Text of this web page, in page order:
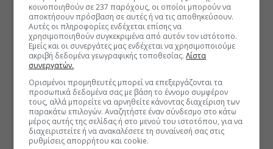
κοινοποιηθούν σε 237 παρόχους, οι οποίοι μπορούν να
αποκτήσουν πρόσβαση σε αυτές ή να τις αποθηκεύσουν.
Αυτές οι πληροφορίες ενδέχεται επίσης να
χρησιμοποιηθούν συγκεκριμένα από αυτόν τον ιστότοπο.
Εμείς και οι συνεργάτες μας ενδέχεται να χρησιμοποιούμε
ακριβή δεδομένα γεωγραφικής τοποθεσίας.Λίστα
συνεργατών.
Ορισμένοι προμηθευτές μπορεί να επεξεργάζονται τα
προσωπικά δεδομένα σας με βάση το έννομο συμφέρον
τους, αλλά μπορείτε να αρνηθείτε κάνοντας διαχείριση των
παρακάτω επιλογών. Αναζητήστε έναν σύνδεσμο στο κάτω
μέρος αυτής της σελίδας ή στο μενού του ιστοτόπου, για να
διαχειριστείτε ή να ανακαλέσετε τη συναίνεσή σας στις
ρυθμίσεις απορρήτου και cookie.